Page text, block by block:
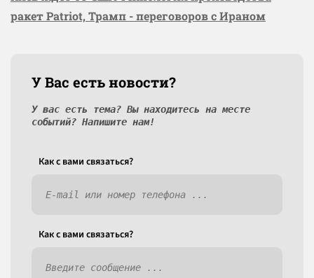
ракет Patriot, Трамп - переговоров с Ираном
У Вас есть новости?
У вас есть тема? Вы находитесь на месте
событий? Напишите нам!
Как c вами связаться?
Как c вами связаться?